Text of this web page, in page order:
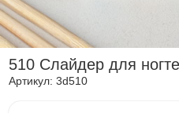
510 Слайдер для
Артикул:3d510